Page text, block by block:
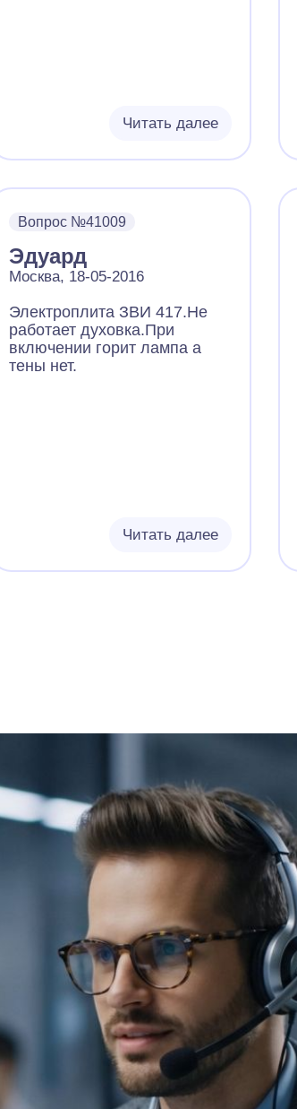
Читать далее
Вопрос №41009
Эдуард
Москва, 18-05-2016
Электроплита ЗВИ 417.Не
работает духовка.При
включении горит лампа а
тены нет.
Читать далее